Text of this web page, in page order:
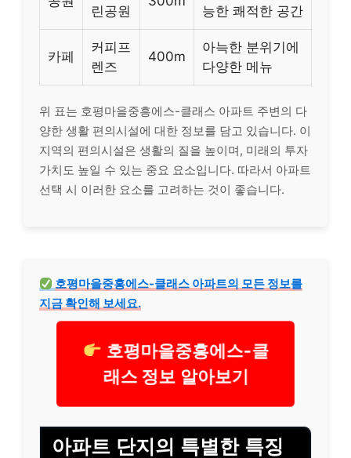
린공원 능한 쾌적한 공간
카페
커피프
렌즈
400m
아늑한 분위기에
다양한 메뉴
위 표는 호평마을중흥에스-클래스 아파트 주변의 다
양한 생활 편의시설에 대한 정보를 담고 있습니다. 이
지역의 편의시설은 생활의 질을 높이며, 미래의 투자
가치도 높일 수 있는 중요 요소입니다. 따라서 아파트
선택 시 이러한 요소를 고려하는 것이 좋습니다.
호평마을중흥에스-클래스 아파트의 모든 정보를
지금 확인해 보세요.
호평마을중흥에스-클
래스 정보 알아보기
아파트 단지의 특별한 특징